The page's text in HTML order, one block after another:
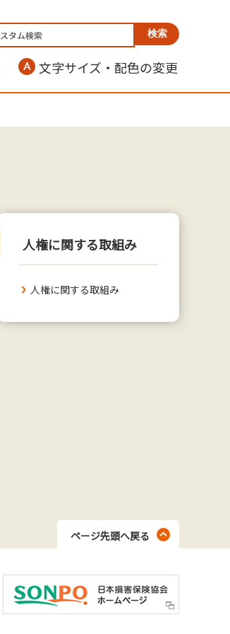
文字サイズ・配色の変更
ページ先頭へ戻る
人権に関する取組み
人権に関する取組み